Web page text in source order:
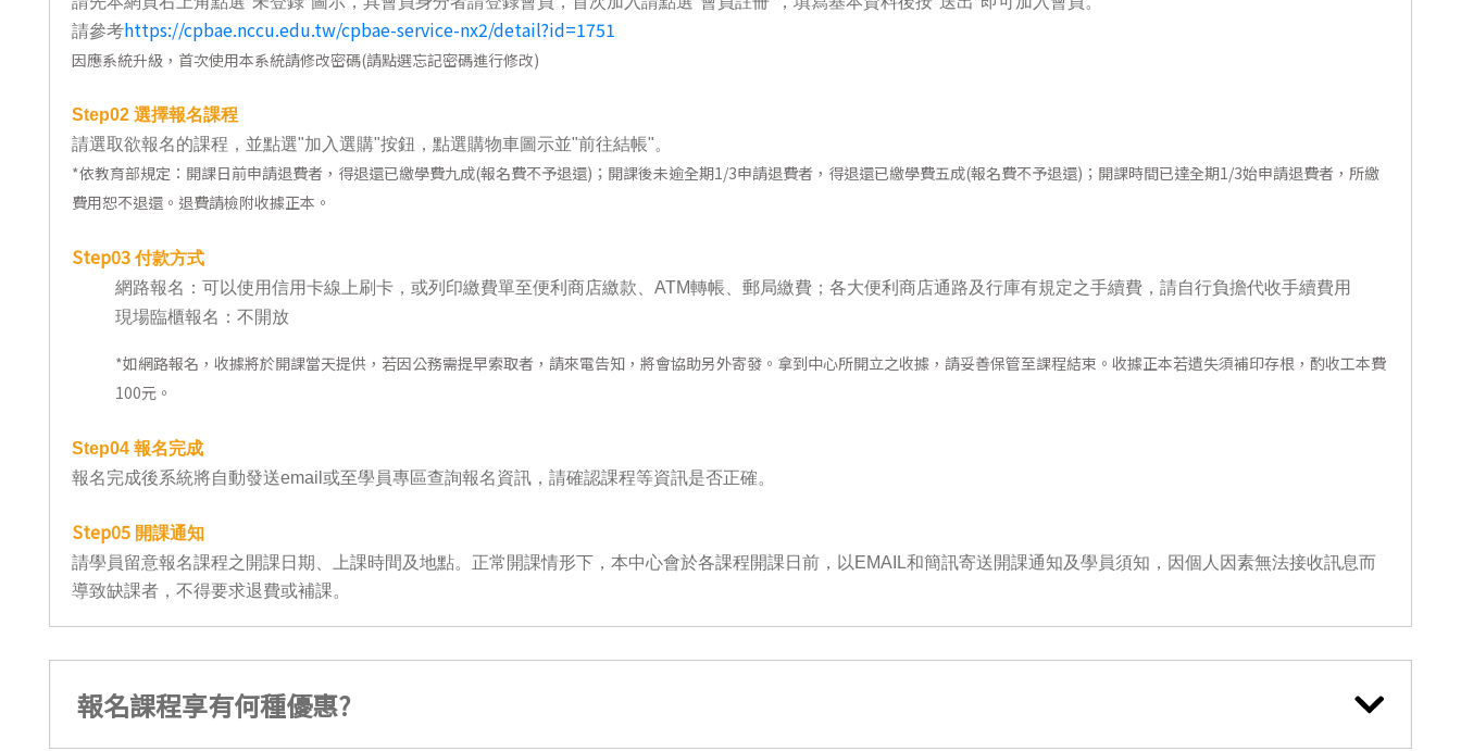
東南亞語
歐語及其他
語言檢定
採購專業
隨班附讀
請參考https://cpbae.nccu.edu.tw/cpbae-service-nx2/detail?id=1751
因應系統升級，首次使用本系統請修改密碼(請點選忘記密碼進行修改)
Step02 選擇報名課程
請選取欲報名的課程，並點選"加入選購"按鈕，點選購物車圖示並"前往結帳"。
*依教育部規定：開課日前申請退費者，得退還已繳學費九成(報名費不予退還)；開課後未逾全期1/3申請退費者，得退還已繳學費五成(報名費不予退還)；開課時間已達全期1/3始申請退費者，所繳
費用恕不退還。退費請檢附收據正本。
Step03 付款方式
網路報名：可以使用信用卡線上刷卡，或列印繳費單至便利商店繳款、ATM轉帳、郵局繳費；各大便利商店通路及行庫有規定之手續費，請自行負擔代收手續費用
現場臨櫃報名：不開放
*如網路報名，收據將於開課當天提供，若因公務需提早索取者，請來電告知，將會協助另外寄發。拿到中心所開立之收據，請妥善保管至課程結束。收據正本若遺失須補印存根，酌收工本費
100元。
Step04 報名完成
報名完成後系統將自動發送email或至學員專區查詢報名資訊，請確認課程等資訊是否正確。
Step05 開課通知
請學員留意報名課程之開課日期、上課時間及地點。正常開課情形下，本中心會於各課程開課日前，以EMAIL和簡訊寄送開課通知及學員須知，因個人因素無法接收訊息而
導致缺課者，不得要求退費或補課。
報名課程享有何種優惠?